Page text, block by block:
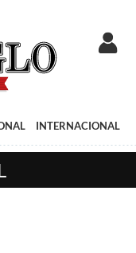
INTERNACIONAL